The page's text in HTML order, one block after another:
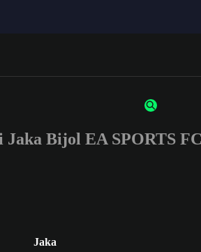
of 3 characters or numbers
Bijol EA SPORTS
Jaka